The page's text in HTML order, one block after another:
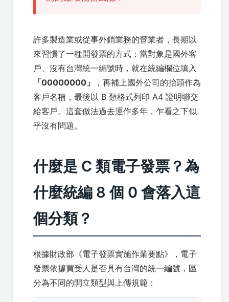
許多製造業或從事外銷業務的營業者，長期以
來習慣了一種開發票的方式：當對象是國外客
戶、沒有台灣統一編號時，就在統編欄位填入
「00000000」
，再補上國外公司的抬頭作為
客戶名稱，最後以 B 類格式列印 A4 證明聯交
給客戶。這套做法過去運作多年，乍看之下似
乎沒有問題。
什麼是 C 類電子發票？為
什麼統編 8 個 0 會落入這
個分類？
根據財政部《電子發票實施作業要點》，電子
發票依據買受人是否具有台灣的統一編號，區
分為不同的開立類型與上傳規範：